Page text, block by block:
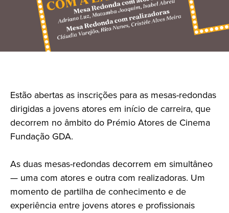
Estão abertas as inscrições para as mesas-redondas
dirigidas a jovens atores em início de carreira, que
decorrem no âmbito do Prémio Atores de Cinema
Fundação GDA.
As duas mesas-redondas decorrem em simultâneo
— uma com atores e outra com realizadoras. Um
momento de partilha de conhecimento e de
experiência entre jovens atores e profissionais